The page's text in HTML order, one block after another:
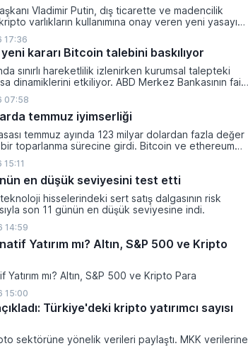
Vladimir Putin, dış ticarette ve madencilik
varlıkların kullanımına onay veren yeni yasayı
bu düzenleme çerçevesinde madencilikten
paraların belirli şartlar altında dolaşımına ve menkul
kullanılmasına olanak sağlanıyor.
17:36
kararı Bitcoin talebini baskılıyor
sınırlı hareketlilik izlenirken kurumsal talepteki
dinamiklerini etkiliyor. ABD Merkez Bankasının faiz
dar bantta seyreden kripto para birimi, düzenleme
belirsizliklerle baskı altında kalmaya devam ediyor.
07:58
temmuz iyimserliği
temmuz ayında 123 milyar dolardan fazla değer
bir toparlanma sürecine girdi. Bitcoin ve ethereum
bu yükselişle birlikte toplam piyasa büyüklüğü
780 milyon dolar seviyesine ulaştı.
en düşük seviyesini test etti
hisselerindeki sert satış dalgasının risk
son 11 günün en düşük seviyesine indi.
14:59
Yatırım mı? Altın, S&P 500 ve Kripto
mı? Altın, S&P 500 ve Kripto Para
15:00
Türkiye'deki kripto yatırımcı sayısı
sektörüne yönelik verileri paylaştı. MKK verilerine